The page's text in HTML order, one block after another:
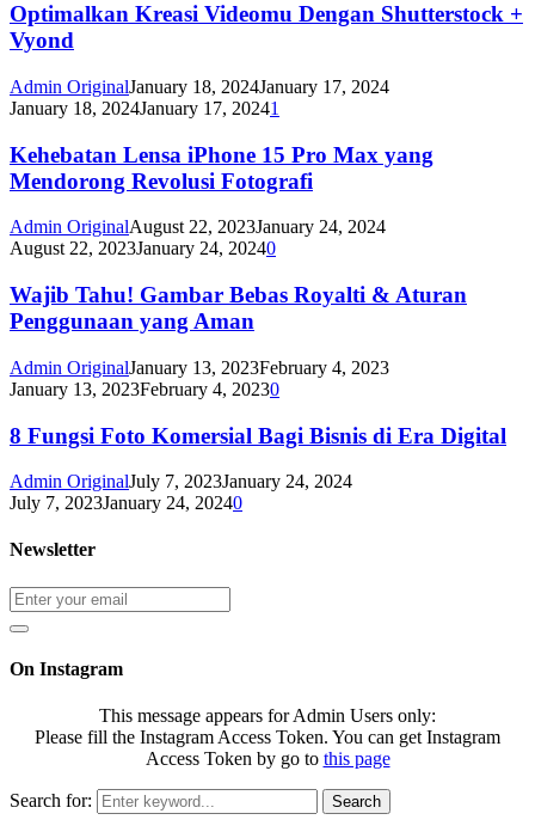
Optimalkan Kreasi Videomu Dengan Shutterstock +
Vyond
Admin OriginalJanuary 18, 2024January 17, 2024
January 18, 2024January 17, 20241
Kehebatan Lensa iPhone 15 Pro Max yang
Mendorong Revolusi Fotografi
Admin OriginalAugust 22, 2023January 24, 2024
August 22, 2023January 24, 20240
Wajib Tahu! Gambar Bebas Royalti & Aturan
Penggunaan yang Aman
Admin OriginalJanuary 13, 2023February 4, 2023
January 13, 2023February 4, 20230
8 Fungsi Foto Komersial Bagi Bisnis di Era Digital
Admin OriginalJuly 7, 2023January 24, 2024
July 7, 2023January 24, 20240
Newsletter
On Instagram
This message appears for Admin Users only:
Please fill the Instagram Access Token. You can get Instagram
Access Token by go to this page
Search for: Search